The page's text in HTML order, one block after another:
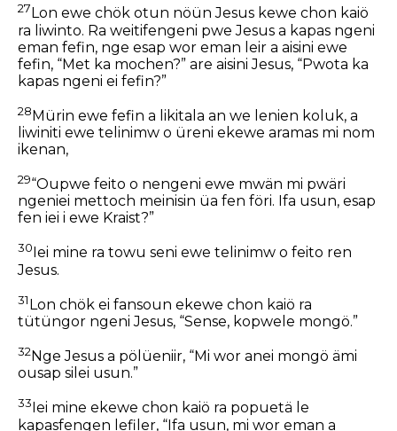
27 Lon ewe chök otun nöün Jesus kewe chon kaiö
ra liwinto. Ra weitifengeni pwe Jesus a kapas ngeni
eman fefin, nge esap wor eman leir a aisini ewe
fefin, “Met ka mochen?” are aisini Jesus, “Pwota ka
kapas ngeni ei fefin?”
28Mürin ewe fefin a likitala an we lenien koluk, a
liwiniti ewe telinimw o üreni ekewe aramas mi nom
ikenan,
29“Oupwe feito o nengeni ewe mwän mi pwäri
ngeniei mettoch meinisin üa fen föri. Ifa usun, esap
fen iei i ewe Kraist?”
30 Iei mine ra towu seni ewe telinimw o feito ren
Jesus.
31Lon chök ei fansoun ekewe chon kaiö ra
tütüngor ngeni Jesus, “Sense, kopwele mongö.”
32 Nge Jesus a pölüeniir, “Mi wor anei mongö ämi
ousap silei usun.”
33 Iei mine ekewe chon kaiö ra popuetä le
kapasfengen lefiler, “Ifa usun, mi wor eman a